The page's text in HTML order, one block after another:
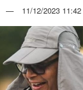
11/12/2023 11:42